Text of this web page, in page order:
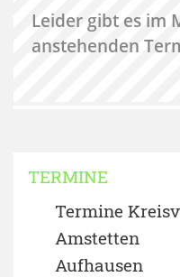
Leider gibt es im
anstehenden
TERMINE
Termine
Amstetten
Aufhausen